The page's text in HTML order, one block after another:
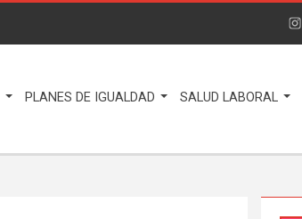
PLANES DE IGUALDAD SALUD LABORAL